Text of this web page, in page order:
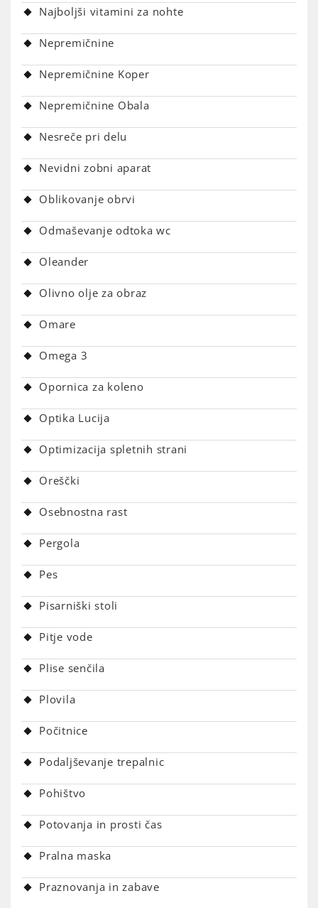
Najboljši vitamini za nohte
Nepremičnine
Nepremičnine Koper
Nepremičnine Obala
Nesreče pri delu
Nevidni zobni aparat
Oblikovanje obrvi
Odmaševanje odtoka wc
Oleander
Olivno olje za obraz
Omare
Omega 3
Opornica za koleno
Optika Lucija
Optimizacija spletnih strani
Oreščki
Osebnostna rast
Pergola
Pes
Pisarniški stoli
Pitje vode
Plise senčila
Plovila
Počitnice
Podaljševanje trepalnic
Pohištvo
Potovanja in prosti čas
Pralna maska
Praznovanja in zabave